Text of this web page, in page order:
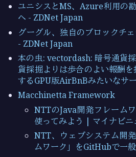
ユニシスとMS、Azure利用の
へ - ZDNet Japan
グーグル、独自のブロックチ
- ZDNet Japan
本の虫: vectordash: 暗号通貨
貨採掘よりは歩合のよい報酬
するGPU版AirBnBみたいなサ
Macchinetta Framework
NTTのJava開発フレーム
使ってみよう | マイナビニ
NTT、ウェブシステム開
ムワーク」をGitHubで一